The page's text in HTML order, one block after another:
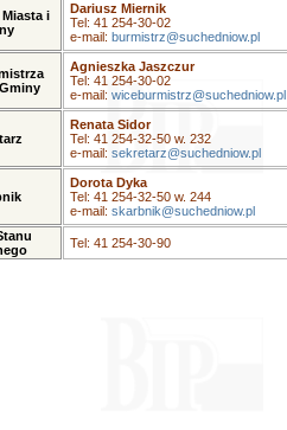
i
Dariusz Miernik
Tel: 41 254-30-02
e-mail: burmistrz@suchedniow.pl
Agnieszka Jaszczur
Tel: 41 254-30-02
e-mail: wiceburmistrz@suchedniow.pl
Renata Sidor
Tel: 41 254-32-50 w. 232
e-mail: sekretarz@suchedniow.pl
Dorota Dyka
Tel: 41 254-32-50 w. 244
e-mail: skarbnik@suchedniow.pl
Tel: 41 254-30-90